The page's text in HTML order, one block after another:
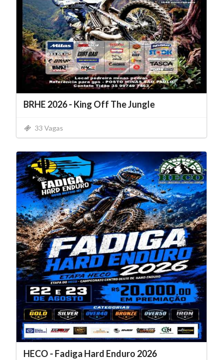
BRHE 2026 - King Off The Jungle
33 Vagas
HECO - Fadiga Hard Enduro 2026